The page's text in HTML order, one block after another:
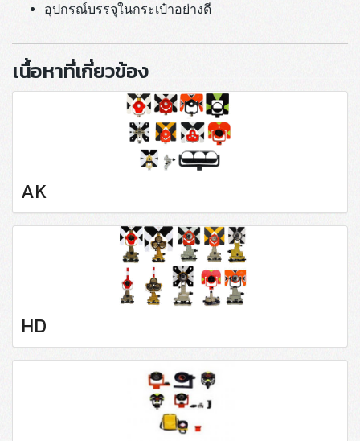
อุปกรณ์บรรจุในกระเป๋าอย่างดี
เนื้อหาที่เกี่ยวข้อง
AK
HD